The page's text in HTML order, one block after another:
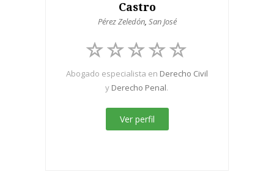
Castro
Pérez Zeledón, San José
Abogado especialista en Derecho Civil
y Derecho Penal.
Ver perfil